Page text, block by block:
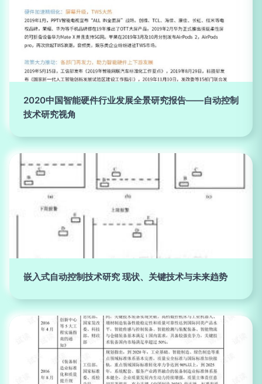
2020中国智能硬件行业发展全景研究报告——自动控制
技术研究视角
嵌入式自动控制技术研究 现状、关键技术与未来趋势